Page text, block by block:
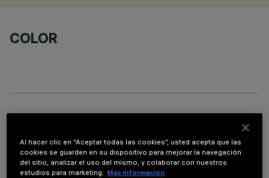
COLOR
Al hacer clic en “Aceptar todas las cookies”, usted acepta que las
cookies se guarden en su dispositivo para mejorar la navegación
del sitio, analizar el uso del mismo, y colaborar con nuestros
estudios para marketing. Más información